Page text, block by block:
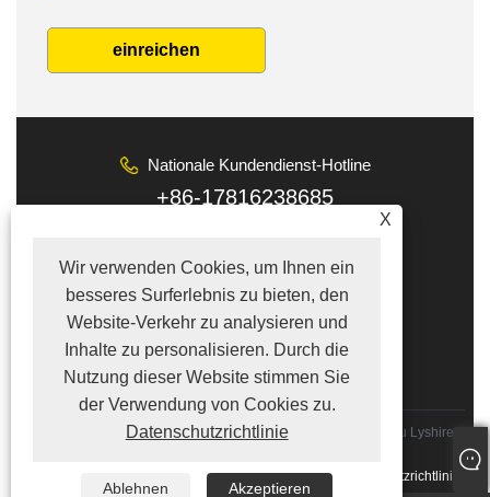
einreichen
Nationale Kundendienst-Hotline
+86-17816238685
tina@lyshire.com
FOLGEN SIE UNS
Copyright © 2022 Hong Kong Lyshire Group Limited/Wenzhou Lyshire
RSS | XML |
Datenschutzrichtlinie
X
Wir verwenden Cookies, um Ihnen ein
besseres Surferlebnis zu bieten, den
Website-Verkehr zu analysieren und
Inhalte zu personalisieren. Durch die
Nutzung dieser Website stimmen Sie
der Verwendung von Cookies zu.
Datenschutzrichtlinie
Ablehnen Akzeptieren